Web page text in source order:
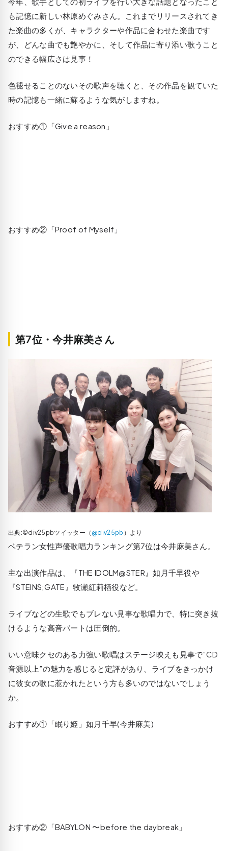
も記憶に新しい林原めぐみさん。これまでリリースされてき
た楽曲の多くが、キャラクターや作品に合わせた楽曲です
が、どんな曲でも艶やかに、そして作品に寄り添い歌うこと
のできる幅広さは見事！
色褪せることのないその歌声を聴くと、その作品を観ていた
時の記憶も一緒に蘇るような気がしますね。
おすすめ①「Give a reason」
おすすめ②「Proof of Myself」
第7位・今井麻美さん
出典:©div25pbツイッター（ @div25pb ）より
ベテラン女性声優歌唱力ランキング第7位は今井麻美さん。
主な出演作品は、『THE IDOLM@STER』如月千早役や
『STEINS;GATE』牧瀬紅莉栖役など。
ライブなどの生歌でもブレない見事な歌唱力で、特に突き抜
けるような高音パートは圧倒的。
いい意味クセのある力強い歌唱はステージ映えも見事で”CD
音源以上”の魅力を感じると定評があり、ライブをきっかけ
に彼女の歌に惹かれたという方も多いのではないでしょう
か。
おすすめ①「眠り姫」如月千早(今井麻美)
おすすめ②「BABYLON 〜before the daybreak」